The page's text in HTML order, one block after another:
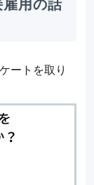
ートを取り